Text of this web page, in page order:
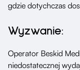
gdzie dotychczas
Wyzwanie:
Operator Beskid
niedostatecznej